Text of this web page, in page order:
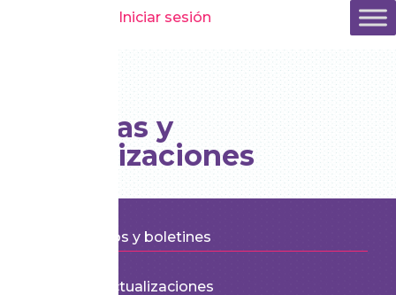
Iniciar sesión
Noticias y
actualizaciones
Comunicados y boletines
Noticias y actualizaciones